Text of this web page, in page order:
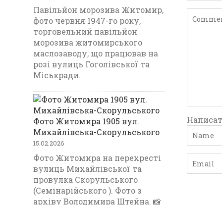
Павільйон морозива Житомир,
фото червня 1947-го року,
торговельний павільйон
морозива житомирського
маслозаводу, що працював на
розі вулиць Гоголівської та
Міськради.
Фото Житомира 1905 вул.
Михайлівська-Скорульського
15.02.2026
Фото Житомира на перехресті
вулиць Михайлівської та
провулка Скорульського
(Семінарійського ). Фото з
архіву Володимира Штейна. 📸